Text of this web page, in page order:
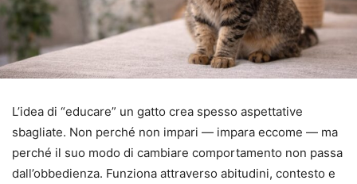
L’idea di “educare” un gatto crea spesso aspettative
sbagliate. Non perché non impari — impara eccome — ma
perché il suo modo di cambiare comportamento non passa
dall’obbedienza. Funziona attraverso abitudini, contesto e